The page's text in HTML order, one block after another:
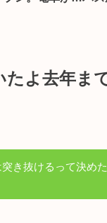
たよ去年ま
き抜けるって決め